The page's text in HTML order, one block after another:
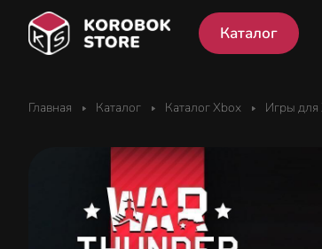
Каталог
Главная Каталог Каталог Xbox Игры для